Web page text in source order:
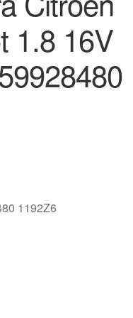
1.8 16V
1192Z6